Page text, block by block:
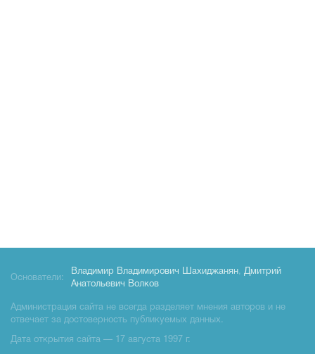
Основатели:
Владимир Владимирович Шахиджанян, Дмитрий
Анатольевич Волков
Администрация сайта не всегда разделяет мнения авторов и не
отвечает за достоверность публикуемых данных.
Дата открытия сайта — 17 августа 1997 г.